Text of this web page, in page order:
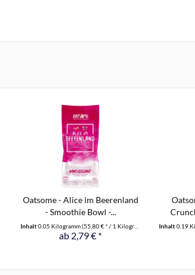
Oatsome - Alice im Beerenland
- Smoothie Bowl -...
Inhalt0.05 Kilogramm(55,80 € * / 1 Kilogramm)
ab 2,79 € *
Inhalt0.19